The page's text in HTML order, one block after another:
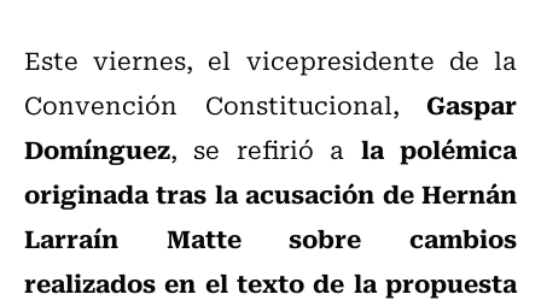
Este viernes, el vicepresidente de la
Convención Constitucional, Gaspar
Domínguez, se refirió a la polémica
originada tras la acusación de Hernán
Larraín Matte sobre cambios
realizados en el texto de la propuesta